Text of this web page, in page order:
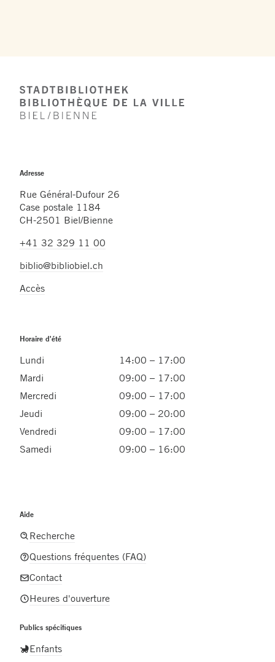
Footer
Adresse
Rue Général-Dufour 26
Case postale 1184
CH-2501 Biel/Bienne
+41 32 329 11 00
biblio@bibliobiel.ch
Accès
Horaire d'été
Lundi
14:00 – 17:00
Mardi
09:00 – 17:00
Mercredi
09:00 – 17:00
Jeudi
09:00 – 20:00
Vendredi
09:00 – 17:00
Samedi
09:00 – 16:00
Aide
Recherche
Questions fréquentes (FAQ)
Contact
Heures d'ouverture
Publics spécifiques
Enfants